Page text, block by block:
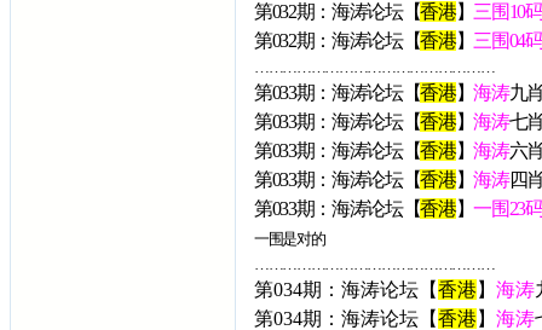
第032期：海涛论坛【香港】 三围10码
第032期：海涛论坛【香港】 三围04码
……………………………………………
第033期：海涛论坛【香港】海涛九
第033期：海涛论坛【香港】海涛七
第033期：海涛论坛【香港】海涛六
第033期：海涛论坛【香港】海涛四
第033期：海涛论坛【香港】一围23码
一围是对的
……………………………………………
第034期：海涛论坛【香港 】 海涛
第034期：海涛论坛【香港 】 海涛